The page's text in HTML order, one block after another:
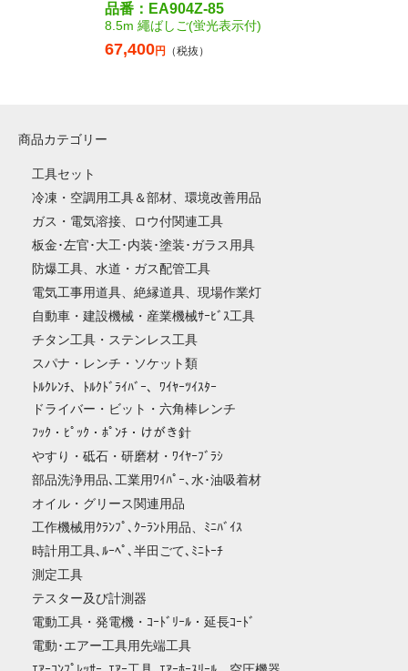
品番：EA904Z-85
8.5m 繩ばしご(蛍光表示付)
67,400円 （税抜）
商品カテゴリー
工具セット
冷凍・空調用工具＆部材、環境改善用品
ガス・電気溶接、ロウ付関連工具
板金･左官･大工･内装･塗装･ガラス用具
防爆工具、水道・ガス配管工具
電気工事用道具、絶縁道具、現場作業灯
自動車・建設機械・産業機械ｻｰﾋﾞｽ工具
チタン工具・ステンレス工具
スパナ・レンチ・ソケット類
ﾄﾙｸﾚﾝﾁ、ﾄﾙｸﾄﾞﾗｲﾊﾞｰ、ﾜｲﾔｰﾂｲｽﾀｰ
ドライバー・ビット・六角棒レンチ
ﾌｯｸ・ﾋﾟｯｸ・ﾎﾟﾝﾁ・けがき針
やすり・砥石・研磨材・ﾜｲﾔｰﾌﾞﾗｼ
部品洗浄用品､工業用ﾜｲﾊﾟｰ､水･油吸着材
オイル・グリース関連用品
工作機械用ｸﾗﾝﾌﾟ､ｸｰﾗﾝﾄ用品、ﾐﾆﾊﾞｲｽ
時計用工具､ﾙｰﾍﾟ､半田ごて､ﾐﾆﾄｰﾁ
測定工具
テスター及び計測器
電動工具・発電機・ｺｰﾄﾞﾘｰﾙ・延長ｺｰﾄﾞ
電動･エアー工具用先端工具